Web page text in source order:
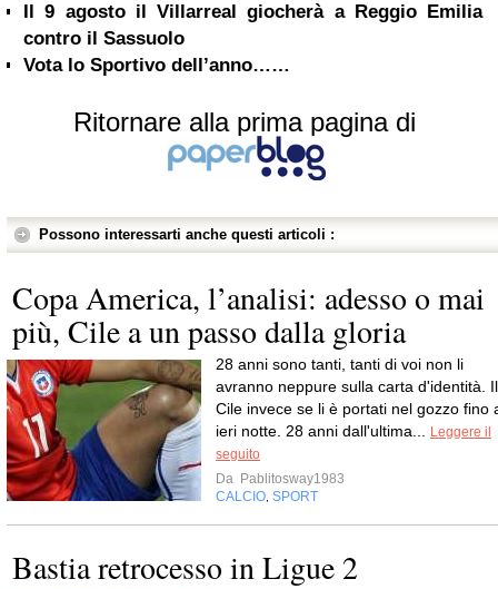
Il 9 agosto il Villarreal giocherà a Reggio Emilia
contro il Sassuolo
Vota lo Sportivo dell’anno……
Ritornare alla prima pagina di
Possono interessarti anche questi articoli :
Copa America, l’analisi: adesso o mai
più, Cile a un passo dalla gloria
28 anni sono tanti, tanti di voi non li
avranno neppure sulla carta d'identità. Il
Cile invece se li è portati nel gozzo fino
ieri notte. 28 anni dall'ultima...
Leggere il
seguito
Da Pablitosway1983
CALCIO SPORT
Bastia retrocesso in Ligue 2